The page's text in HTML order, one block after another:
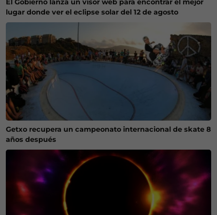
El Gobierno lanza un visor web para encontrar el mejor
lugar donde ver el eclipse solar del 12 de agosto
Getxo recupera un campeonato internacional de skate 8
años después